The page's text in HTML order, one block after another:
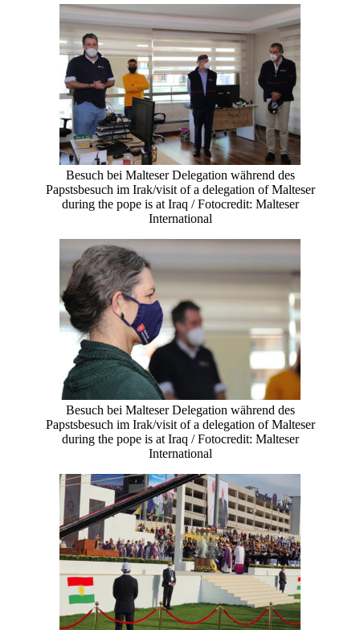
Besuch bei Malteser Delegation während des
Papstsbesuch im Irak/visit of a delegation of Malteser
during the pope is at Iraq / Fotocredit: Malteser
International
Besuch bei Malteser Delegation während des
Papstsbesuch im Irak/visit of a delegation of Malteser
during the pope is at Iraq / Fotocredit: Malteser
International